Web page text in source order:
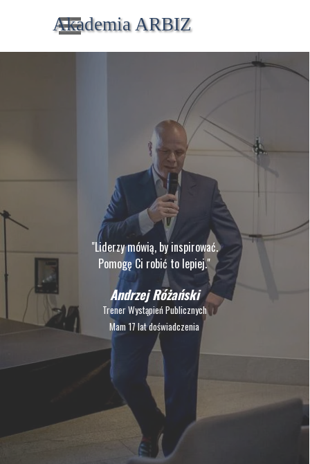
Pomiń menu
Akademia ARBIZ
"Liderzy mówią, by inspirować.
Pomogę Ci robić to lepiej."
Andrzej Różański
Trener Wystąpień Publicznych
Mam 17 lat doświadczenia